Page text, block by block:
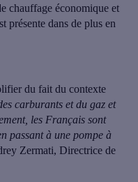
chauffage économique et
présente dans de plus en
du fait du contexte
carburants et du gaz et
les Français sont
passant à une pompe à
Zermati, Directrice de